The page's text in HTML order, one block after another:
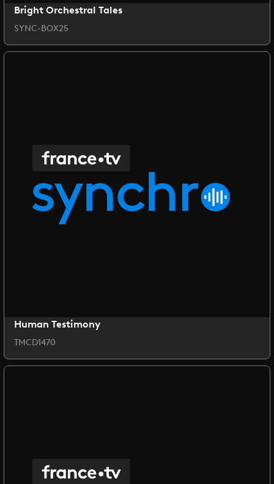
Bright Orchestral Tales
SYNC-BOX25
Human Testimony
TMCD1470